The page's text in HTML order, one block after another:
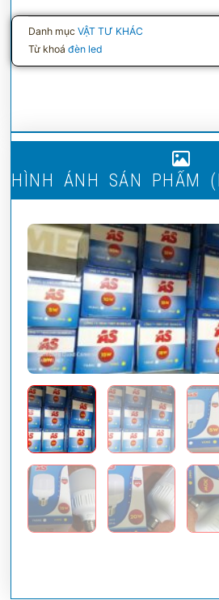
Danh mục VẬT TƯ KHÁC
Từ khoá đèn led
H N H ẢN H SẢ N P H ẨM (